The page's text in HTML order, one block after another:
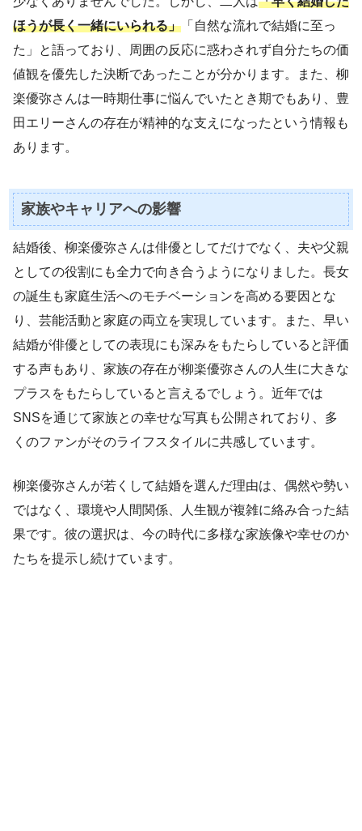
ほうが長く一緒にいられる」 「自然な流れで結婚に至っ
た」と語っており、周囲の反応に惑わされず自分たちの価
値観を優先した決断であったことが分かります。また、柳
楽優弥さんは一時期仕事に悩んでいたとき期でもあり、豊
田エリーさんの存在が精神的な支えになったという情報も
あります。
家族やキャリアへの影響
結婚後、柳楽優弥さんは俳優としてだけでなく、夫や父親
としての役割にも全力で向き合うようになりました。長女
の誕生も家庭生活へのモチベーションを高める要因とな
り、芸能活動と家庭の両立を実現しています。また、早い
結婚が俳優としての表現にも深みをもたらしていると評価
する声もあり、家族の存在が柳楽優弥さんの人生に大きな
プラスをもたらしていると言えるでしょう。近年では
SNSを通じて家族との幸せな写真も公開されており、多
くのファンがそのライフスタイルに共感しています。
柳楽優弥さんが若くして結婚を選んだ理由は、偶然や勢い
ではなく、環境や人間関係、人生観が複雑に絡み合った結
果です。彼の選択は、今の時代に多様な家族像や幸せのか
たちを提示し続けています。